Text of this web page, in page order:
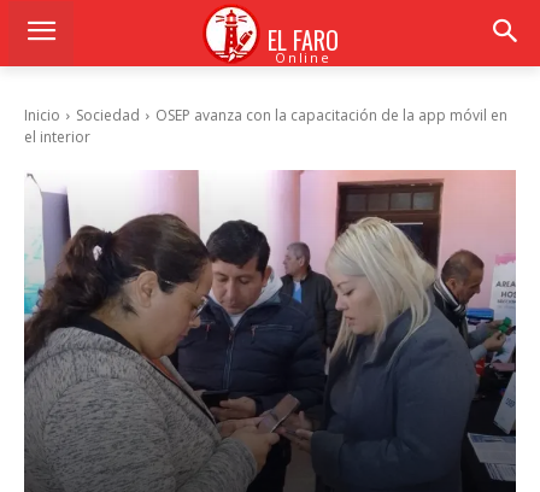
EL FARO
Online
Inicio Sociedad
OSEP avanza con la capacitación de la app móvil en
el interior